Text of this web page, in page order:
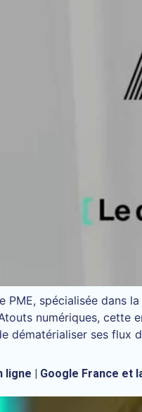
PME, spécialisée dans
numériques, cette
dématérialiser ses flux
ligne | Google France et